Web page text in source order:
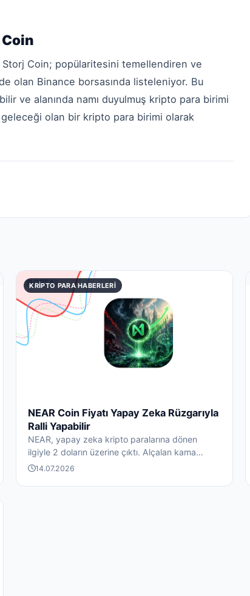
Coin
Coin; popülaritesini temellendiren ve
olan Binance borsasında listeleniyor. Bu
ve alanında namı duyulmuş kripto para birimi
geleceği olan bir kripto para birimi olarak
KRIPTO PARA HABERLERI
NEAR Coin Fiyatı Yapay Zeka Rüzgarıyla
Ralli Yapabilir
NEAR, yapay zeka kripto paralarına dönen
ilgiyle 2 doların üzerine çıktı. Alçalan kama
kırılımı 2,82 dolara, y...
14.07.2026